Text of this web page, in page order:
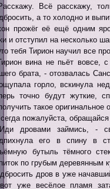
Всё расскажу,
а то холодно и
прожёг её ещё одним
и отступил на несколько
тебя Тирион научил все
вина не пьёт вовсе,
брата, - отозвалась
горло, вскинула
точно будут жуткие,
такое оригинальное
пожалуйста,
дровами займись, -
его в спину в
бутыль тёмного
по грубым деревянным
дров в уже
уже весёлое пламя